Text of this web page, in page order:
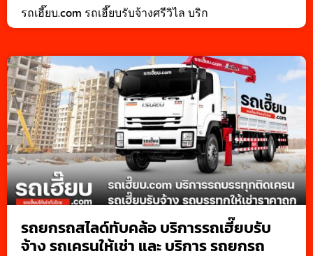
รถเฮี๊ยบ.com รถเฮี๊ยบรับจ้างศรีวิไล บริก
รถยกรถสไลด์ทับคล้อ บริการรถเฮี๊ยบรับ
จ้าง รถเครนให้เช่า และ บริการ รถยกรถ